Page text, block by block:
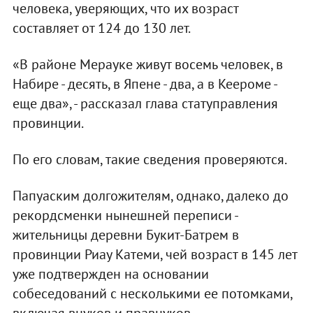
человека, уверяющих, что их возраст
составляет от 124 до 130 лет.
«В районе Мерауке живут восемь человек, в
Набире - десять, в Япене - два, а в Кеероме -
еще два», - рассказал глава статуправления
провинции.
По его словам, такие сведения проверяются.
Папуаским долгожителям, однако, далеко до
рекордсменки нынешней переписи -
жительницы деревни Букит-Батрем в
провинции Риау Катеми, чей возраст в 145 лет
уже подтвержден на основании
собеседований с несколькими ее потомками,